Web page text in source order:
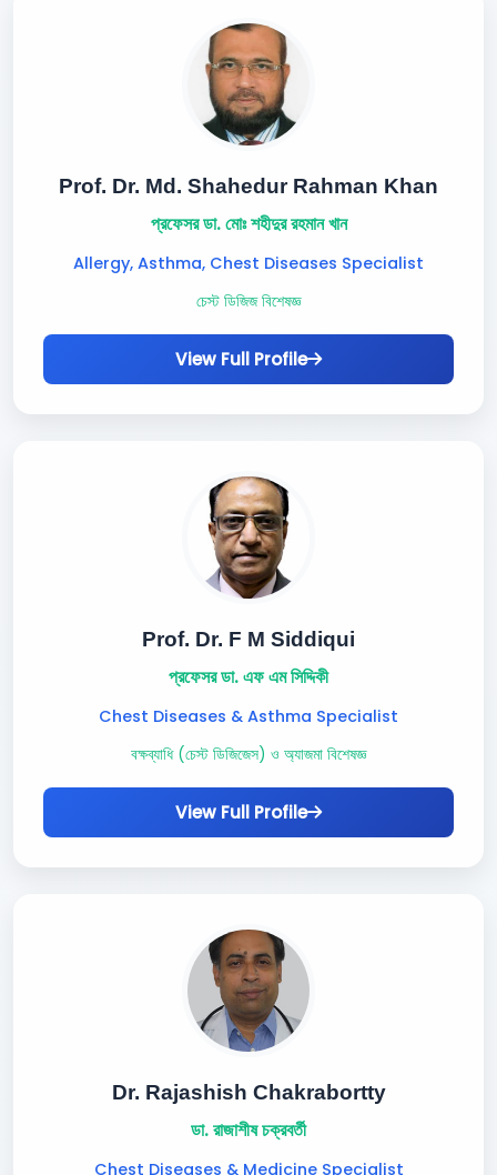
Prof. Dr. Md. Shahedur Rahman Khan
প্রফেসর ডা. মোঃ শহীদুর রহমান খান
Allergy, Asthma, Chest Diseases Specialist
চেস্ট ডিজিজ বিশেষজ্ঞ
View Full Profile
Prof. Dr. F M Siddiqui
প্রফেসর ডা. এফ এম সিদ্দিকী
Chest Diseases & Asthma Specialist
বক্ষব্যাধি (চেস্ট ডিজিজেস) ও অ্যাজমা বিশেষজ্ঞ
View Full Profile
Dr. Rajashish Chakrabortty
ডা. রাজাশীষ চক্রবর্তী
Chest Diseases & Medicine Specialist